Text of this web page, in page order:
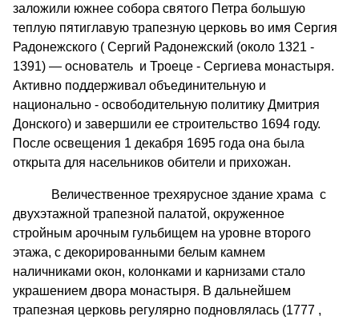
заложили южнее собора святого Петра большую
теплую пятиглавую трапезную церковь во имя Сергия
Радонежского ( Сергий Радонежский (около 1321 -
1391) — основатель и Троеце - Сергиева монастыря.
Активно поддерживал объединительную и
национально - освободительную политику Дмитрия
Донского) и завершили ее строительство 1694 году.
После освещения 1 декабря 1695 года она была
открыта для насельников обители и прихожан.
Величественное трехярусное здание храма с
двухэтажной трапезной палатой, окруженное
стройным арочным гульбищем на уровне второго
этажа, с декорированными белым камнем
наличниками окон, колонками и карнизами стало
украшением двора монастыря. В дальнейшем
трапезная церковь регулярно подновлялась (1777 ,